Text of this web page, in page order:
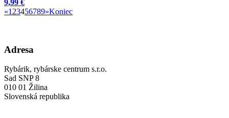
9,99 €
«1 23456789»Koniec
Adresa
Rybárik, rybárske centrum s.r.o.
Sad SNP 8
010 01 Žilina
Slovenská republika